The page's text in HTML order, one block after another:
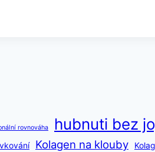
rovnováha hubnuti bez
Kolagen na klouby